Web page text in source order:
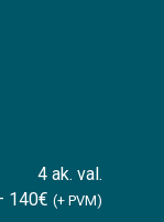
4 ak. val.
140€ (+ PVM)